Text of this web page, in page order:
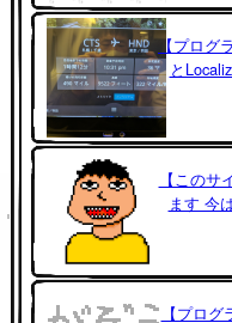
【プログ
と
【この
ます 今
【プロ